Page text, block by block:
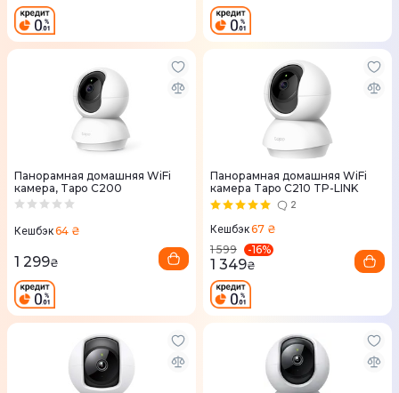
Панорамная домашняя WiFi
камера, Tapo C200
Кешбэк64 ₴
1 299₴
Панорамная домашняя WiFi
камера Tapo C210 TP-LINK
2
Кешбэк67 ₴
1 599
-16%
1 349₴